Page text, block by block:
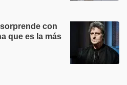
con
que es la más